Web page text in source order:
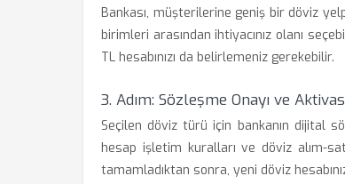
Bankası, müşterilerine geniş bir döviz
birimleri arasından ihtiyacınız olanı
TL hesabınızı da belirlemeniz gerekebilir.
3. Adım: Sözleşme Onayı ve
Seçilen döviz türü için bankanın dijital
hesap işletim kuralları ve döviz alım-
tamamladıktan sonra, yeni döviz